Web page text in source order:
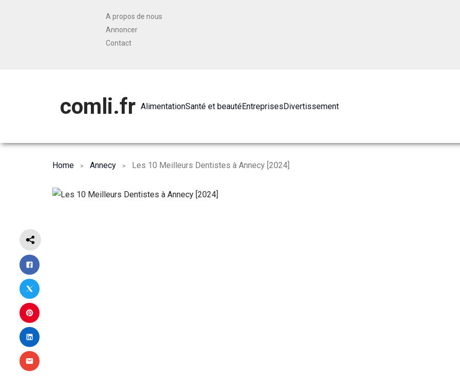
A propos de nous
Annoncer
Contact
comli.fr AlimentationSanté et beautéEntreprisesDivertissement
Home Annecy Les 10 Meilleurs Dentistes à Annecy [2024]